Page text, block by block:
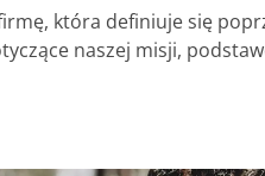
firmę, która definiuje się
naszej misji,